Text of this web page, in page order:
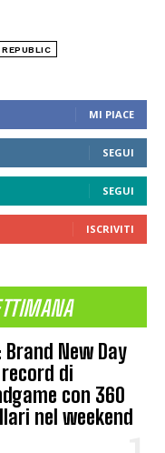
MI PIACE
SEGUI
SEGUI
ISCRIVITI
New Day
di
con 360
nel weekend